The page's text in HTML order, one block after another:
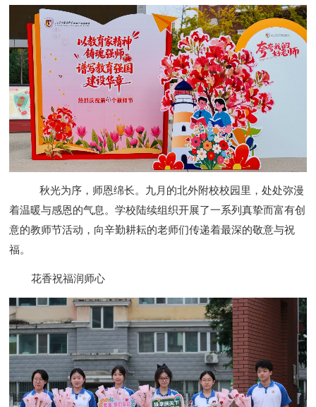
秋光为序，师恩绵长。九月的北外附校校园里，处处弥漫
着温暖与感恩的气息。学校陆续组织开展了一系列真挚而富有创
意的教师节活动，向辛勤耕耘的老师们传递着最深的敬意与祝
福。
花香祝福润师心